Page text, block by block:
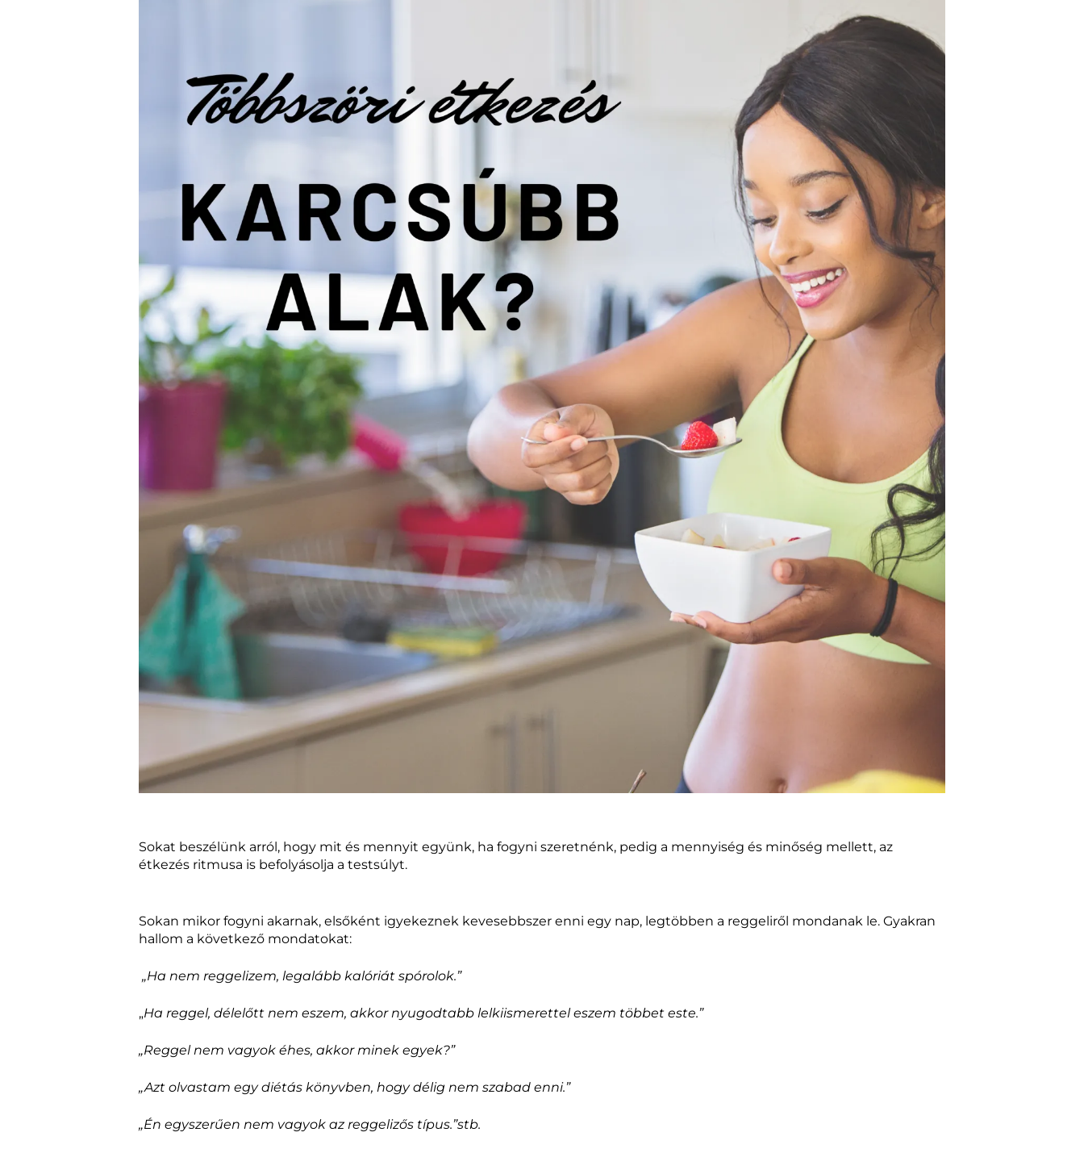
Sokat beszélünk arról, hogy mit és mennyit együnk, ha fogyni szeretnénk, pedig a mennyiség és minőség mellett, az
étkezés ritmusa is befolyásolja a testsúlyt.
Sokan mikor fogyni akarnak, elsőként igyekeznek kevesebbszer enni egy nap, legtöbben a reggeliről mondanak le. Gyakran
hallom a következő mondatokat:
„Ha nem reggelizem, legalább kalóriát spórolok.”
„Ha reggel, délelőtt nem eszem, akkor nyugodtabb lelkiismerettel eszem többet este.”
„Reggel nem vagyok éhes, akkor minek egyek?”
„Azt olvastam egy diétás könyvben, hogy délig nem szabad enni.”
„Én egyszerűen nem vagyok az reggelizős típus.”stb.